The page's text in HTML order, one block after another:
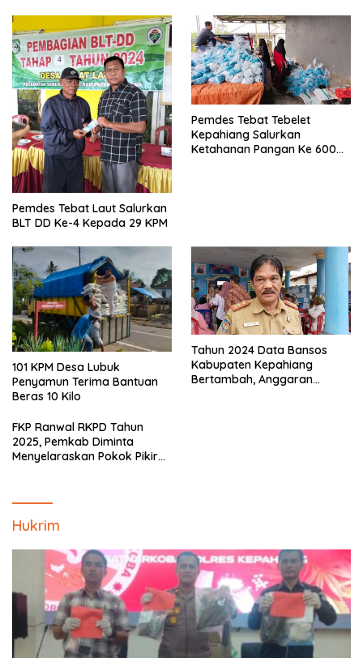
Pemdes Tebat Laut Salurkan
BLT DD Ke-4 Kepada 29 KPM
Pemdes Tebat Tebelet
Kepahiang Salurkan
Ketahanan Pangan Ke 600
101 KPM Desa Lubuk
Penyamun Terima Bantuan
Beras 10 Kilo
Tahun 2024 Data Bansos
Kabupaten Kepahiang
Bertambah, Anggaran
FKP Ranwal RKPD Tahun
2025, Pemkab Diminta
Menyelaraskan Pokok Pikiran
Hukrim